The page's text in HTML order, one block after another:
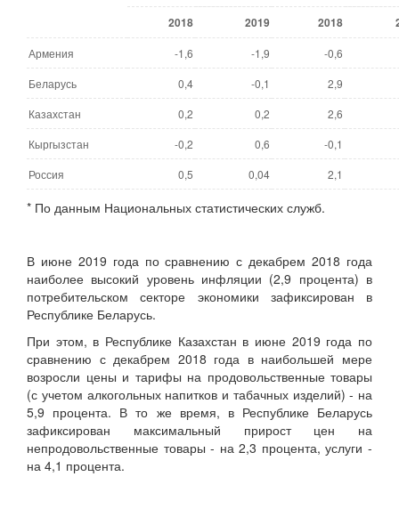
2018
2019 2018
Армения -1,6 -1,9
-0,6
Беларусь
0,4 -0,1
2,9
Казахстан
0,2 0,2
2,6
Кыргызстан
-0,2 0,6
-0,1
Россия
0,5 0,04 2,1
* По данным Национальных статистических служб.
В июне 2019 года по сравнению с декабрем 2018 года
наиболее высокий уровень инфляции (2,9 процента) в
потребительском секторе экономики зафиксирован в
Республике Беларусь.
При этом, в Республике Казахстан в июне 2019 года по
сравнению с декабрем 2018 года в наибольшей мере
возросли цены и тарифы на продовольственные товары
(с учетом алкогольных напитков и табачных изделий) - на
5,9 процента. В то же время, в Республике Беларусь
зафиксирован максимальный прирост цен на
непродовольственные товары - на 2,3 процента, услуги -
на 4,1 процента.